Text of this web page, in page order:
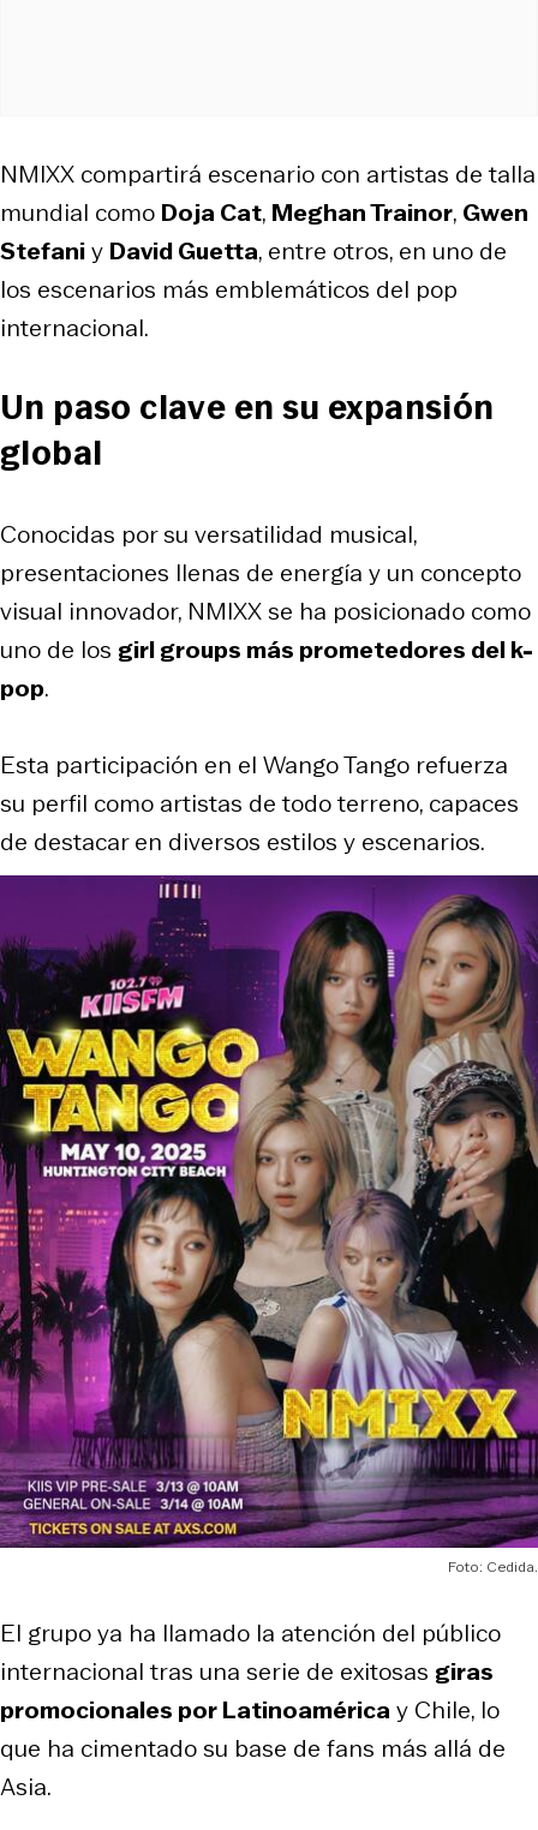
NMIXX compartirá escenario con artistas de talla
mundial como Doja Cat, Meghan Trainor, Gwen
Stefaniy David Guetta, entre otros, en uno de
los escenarios más emblemáticos del pop
internacional.
Un paso clave en su expansión
global
Conocidas por su versatilidad musical,
presentaciones llenas de energía y un concepto
visual innovador, NMIXX se ha posicionado como
uno de los girl groups más prometedores del k-
pop.
Esta participación en el Wango Tango refuerza
su perfil como artistas de todo terreno, capaces
de destacar en diversos estilos y escenarios.
Foto: Cedida.
El grupo ya ha llamado la atención del público
internacional tras una serie de exitosas giras
promocionales por Latinoaméricay Chile, lo
que ha cimentado su base de fans más allá de
Asia.